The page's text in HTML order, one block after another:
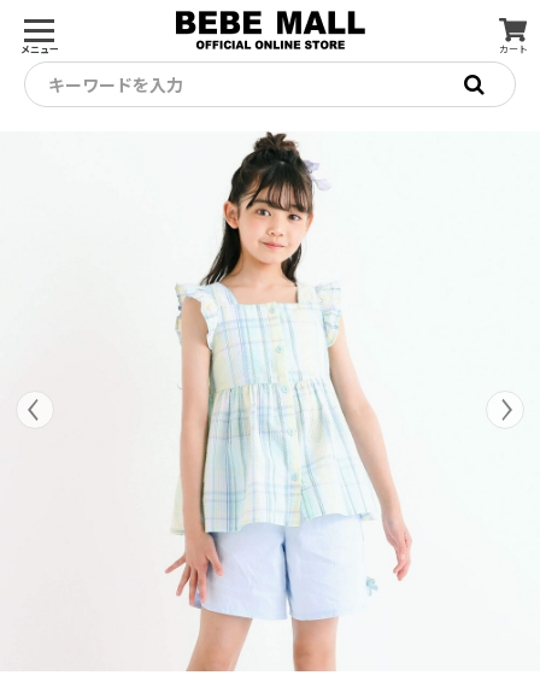
メニュー カート
キーワードを入力